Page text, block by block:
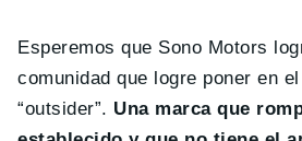
Esperemos que Sono Motors
comunidad que logre poner en
“outsider”. Una marca que